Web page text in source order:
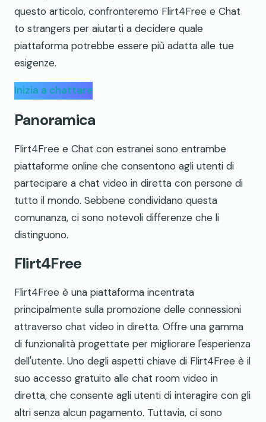
questo articolo, confronteremo Flirt4Free e Chat
to strangers per aiutarti a decidere quale
piattaforma potrebbe essere più adatta alle tue
esigenze.
Inizia a chattare
Panoramica
Flirt4Free e Chat con estranei sono entrambe
piattaforme online che consentono agli utenti di
partecipare a chat video in diretta con persone di
tutto il mondo. Sebbene condividano questa
comunanza, ci sono notevoli differenze che li
distinguono.
Flirt4Free
Flirt4Free è una piattaforma incentrata
principalmente sulla promozione delle connessioni
attraverso chat video in diretta. Offre una gamma
di funzionalità progettate per migliorare l'esperienza
dell'utente. Uno degli aspetti chiave di Flirt4Free è il
suo accesso gratuito alle chat room video in
diretta, che consente agli utenti di interagire con gli
altri senza alcun pagamento. Tuttavia, ci sono